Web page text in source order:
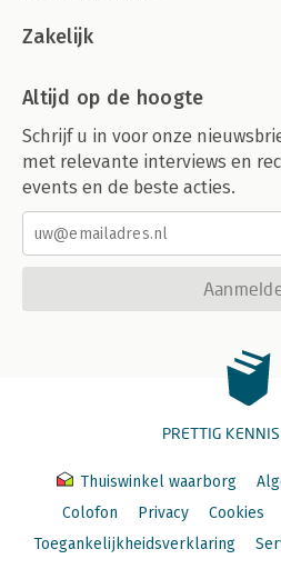
Zakelijk
Altijd op de hoogte
Schrijf u in voor onze
met relevante interviews en
events en de beste acties.
PRETTIG
Thuiswinkel waarborg
Colofon
Privacy Cookies
Toegankelijkheidsverklaring